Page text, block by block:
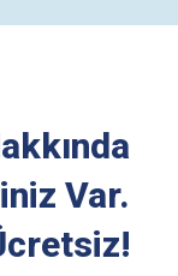
Var.